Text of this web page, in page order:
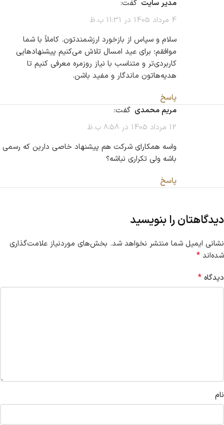
مدیر سایت گفت:
4 مرداد 1405 در 11:31 ب.ظ
سلام و سپاس از بازخورد ارزشمندتون. کاملاً با شما
موافقم؛ برای عید امسال تلاش می‌کنیم پیشنهادهایی
کاربردی‌تر و متناسب با نیاز روزمره معرفی کنیم تا
هدیه‌هاتون ماندگار و مفید باشن.
پاسخ
مریم محمدی گفت:
12 مرداد 1405 در 8:58 ب.ظ
واسه همکارای شرکت هم پیشنهاد خاصی دارین که رسمی
باشه ولی تکراری نباشه؟
پاسخ
دیدگاهتان را بنویسید
نشانی ایمیل شما منتشر نخواهد شد. بخش‌های موردنیاز علامت‌گذاری
شده‌اند *
دیدگاه *
نام